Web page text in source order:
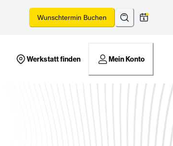
Wunschtermin Buchen Suchen*
Werkstatt finden Mein Konto